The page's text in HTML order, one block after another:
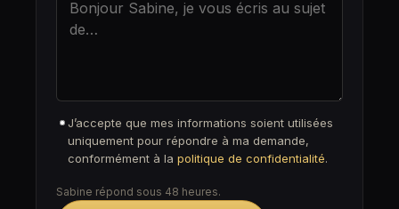
J’accepte que mes informations soient utilisées
uniquement pour répondre à ma demande,
conformément à la politique de confidentialité.
Sabine répond sous 48 heures.